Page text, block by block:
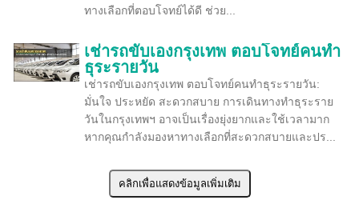
ทางเลือกที่ตอบโจทย์ได้ดี ช่วย...
เช่ารถขับเองกรุงเทพ ตอบโจทย์คนทำ
ธุระรายวัน
เช่ารถขับเองกรุงเทพ ตอบโจทย์คนทำธุระรายวัน:
มั่นใจ ประหยัด สะดวกสบาย การเดินทางทำธุระราย
วันในกรุงเทพฯ อาจเป็นเรื่องยุ่งยากและใช้เวลามาก
หากคุณกำลังมองหาทางเลือกที่สะดวกสบายและปร...